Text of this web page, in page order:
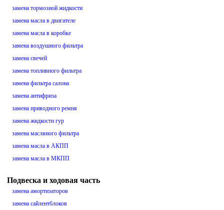
замена тормозной жидкости
замена масла в двигателе
замена масла в коробке
замена воздушного фильтра
замена свечей
замена топливного фильтра
замена фильтра салона
замена антифриза
замена приводного ремня
замена жидкости гур
замена масляного фильтра
замена масла в АКПП
замена масла в МКПП
Подвеска и ходовая часть
замена амортизаторов
замена сайлентблоков